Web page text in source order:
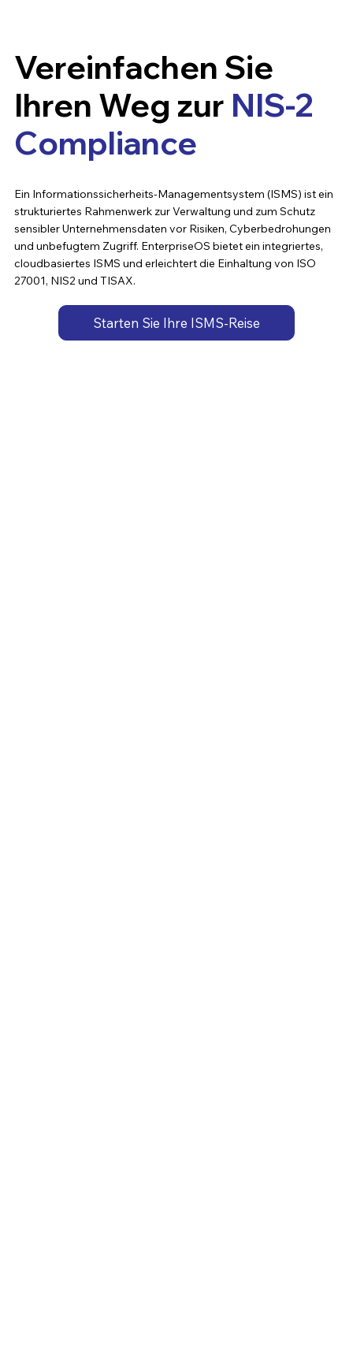
Vereinfachen Sie
Ihren Weg zur NIS-2
Compliance
Ein Informationssicherheits-Managementsystem (ISMS) ist ein
strukturiertes Rahmenwerk zur Verwaltung und zum Schutz
sensibler Unternehmensdaten vor Risiken, Cyberbedrohungen
und unbefugtem Zugriff. EnterpriseOS bietet ein integriertes,
cloudbasiertes ISMS und erleichtert die Einhaltung von ISO
27001, NIS2 und TISAX.
Starten Sie Ihre ISMS-Reise